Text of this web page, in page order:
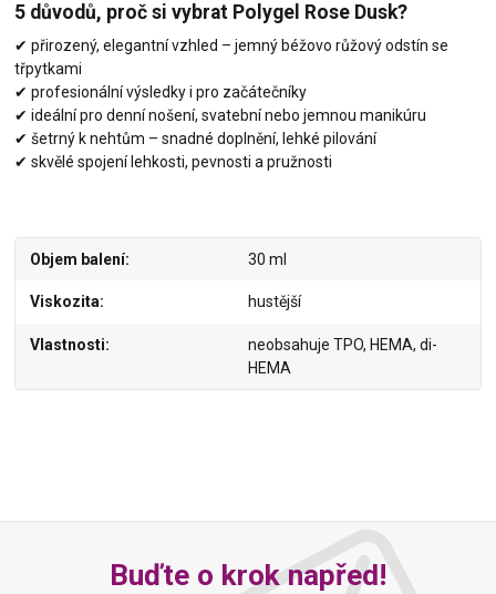
5 důvodů, proč si vybrat Polygel Rose Dusk?
✔ přirozený, elegantní vzhled – jemný béžovo růžový odstín se
třpytkami
✔ profesionální výsledky i pro začátečníky
✔ ideální pro denní nošení, svatební nebo jemnou manikúru
✔ šetrný k nehtům – snadné doplnění, lehké pilování
✔ skvělé spojení lehkosti, pevnosti a pružnosti
Objem balení 30 ml
Viskozita hustější
Vlastnosti
neobsahuje TPO, HEMA, di-
HEMA
Buďte o krok napřed!